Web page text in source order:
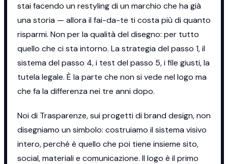
stai facendo un restyling di un marchio che ha già
una storia — allora il fai-da-te ti costa più di quanto
risparmi. Non per la qualità del disegno: per tutto
quello che ci sta intorno. La strategia del passo 1, il
sistema del passo 4, i test del passo 5, i file giusti, la
tutela legale. È la parte che non si vede nel logo ma
che fa la differenza nei tre anni dopo.
Noi di Trasparenze, sui progetti di brand design, non
disegniamo un simbolo: costruiamo il sistema visivo
intero, perché è quello che poi tiene insieme sito,
social, materiali e comunicazione. Il logo è il primo